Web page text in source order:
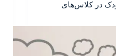
در کلاس‌های